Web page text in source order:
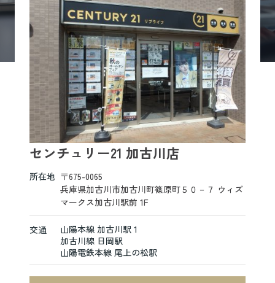
センチュリー21 加古川店
所在地 〒675-0065
兵庫県加古川市加古川町篠原町５０－７ ウィズ
マークス加古川駅前 1F
交通
山陽本線 加古川駅 1
加古川線 日岡駅
山陽電鉄本線 尾上の松駅